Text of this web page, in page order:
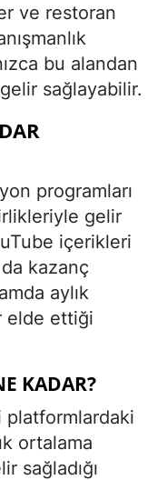
ve restoran
bu alandan
sağlayabilir.
programları
gelir
içerikleri
da kazanç
aylık
elde ettiği
KADAR?
platformlardaki
ortalama
sağladığı